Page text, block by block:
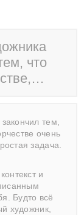
что
тем,
очень
задача.
и
Будто всё
художник,